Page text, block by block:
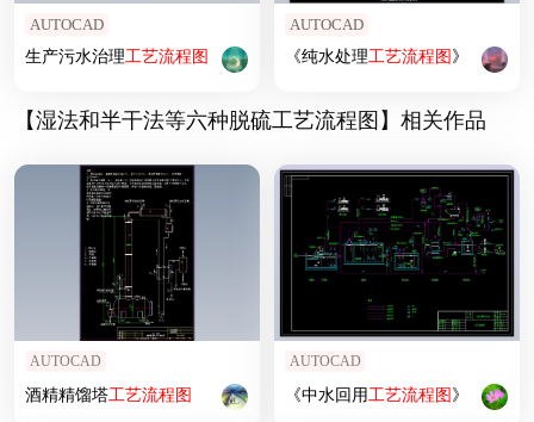
AUTOCAD
生产污水治理工艺流程图
AUTOCAD
《纯水处理工艺流程图》
【湿法和半干法等六种脱硫工艺流程图】相关作品
AUTOCAD
酒精精馏塔工艺流程图
AUTOCAD
《中水回用工艺流程图》